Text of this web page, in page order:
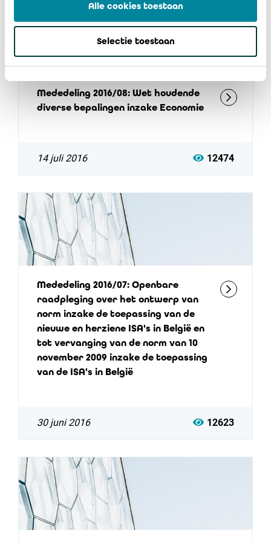
Alle cookies toestaan
Selectie toestaan
Mededeling 2016/08: Wet houdende
diverse bepalingen inzake Economie
14 juli 2016 12474
Mededeling 2016/07: Openbare
raadpleging over het ontwerp van
norm inzake de toepassing van de
nieuwe en herziene ISA's in België en
tot vervanging van de norm van 10
november 2009 inzake de toepassing
van de ISA's in België
30 juni 2016 12623